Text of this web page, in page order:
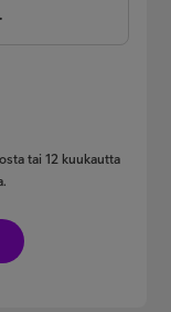
tai 12 kuukautta